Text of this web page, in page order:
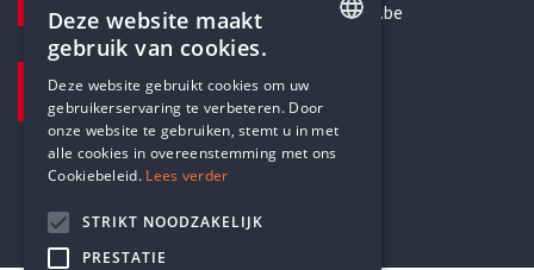
secretariaat@humanistischverbond.be
Pottenbrug 4
Antwerpen, 2000
DUTCH
Deze website maakt
gebruik van cookies.
Deze website gebruikt cookies om uw
gebruikerservaring te verbeteren. Door
onze website te gebruiken, stemt u in met
alle cookies in overeenstemming met ons
Cookiebeleid. Lees verder
STRIKT NOODZAKELIJK
PRESTATIE